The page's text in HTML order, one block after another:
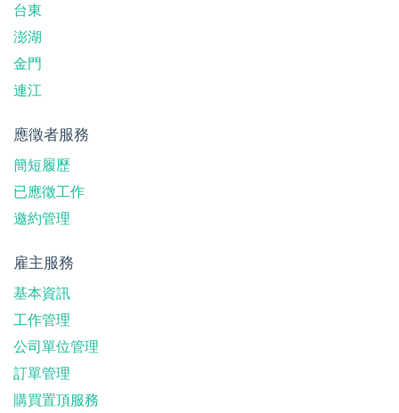
台東
澎湖
金門
連江
應徵者服務
簡短履歷
已應徵工作
邀約管理
雇主服務
基本資訊
工作管理
公司單位管理
訂單管理
購買置頂服務